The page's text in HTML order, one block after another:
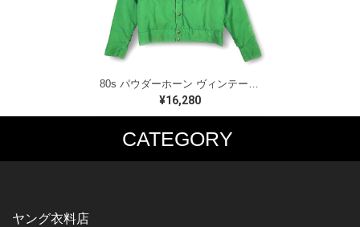
80s パウダーホーン ヴィンテージ ダウンジャケット ネイビー グリーン POWDERHORN サイズS 古着 DD0494
¥16,280
CATEGORY
MUSIC TEE
HARDCORE / PUNK
T-SHIRTS
ヤング衣料店